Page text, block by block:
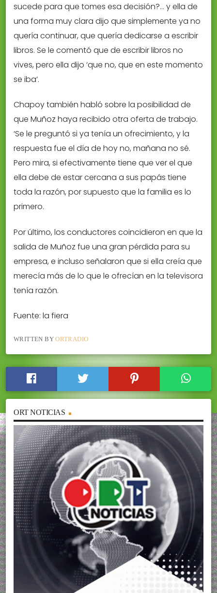
sucede para que tomes esa decisión?… y ella de
una forma muy clara dijo que simplemente ya no
quería continuar, que quería dedicarse a escribir
libros. Se le comentó que de escribir libros no
vives, pero ella dijo ‘que no, que en este momento
se iba’.
Chapoy también habló sobre la posibilidad de
que Muñoz haya recibido otra oferta de trabajo.
‘Se le preguntó si ya tenía un ofrecimiento, y la
respuesta fue el día de hoy no, mañana no sé.
Pero mira, si efectivamente tiene que ver el que
ella debe de estar cercana a sus papás tiene
toda la razón, por supuesto que la familia es lo
primero.
Por último, los conductores coincidieron en que la
salida de Muñoz fue una gran pérdida para su
empresa, e incluso señalaron que si ella creía que
merecía más de lo que le ofrecían en la televisora
tenía razón.
Fuente: la fiera
WRITTEN BYORTRADIO
ORT NOTICIAS